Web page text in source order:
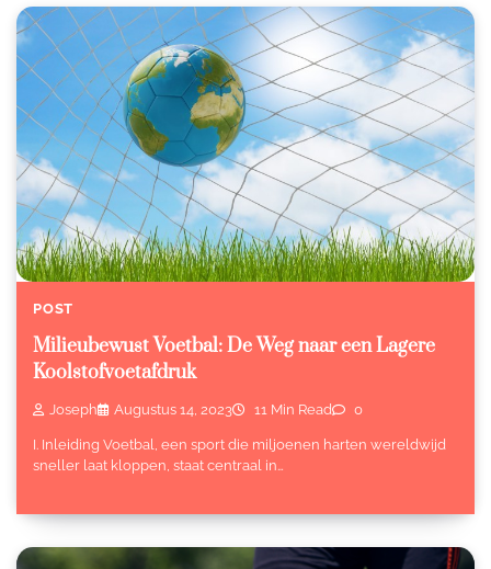
POST
Milieubewust Voetbal: De Weg naar een Lagere
Koolstofvoetafdruk
Joseph Augustus 14, 2023 11 Min Read 0
I. Inleiding Voetbal, een sport die miljoenen harten wereldwijd
sneller laat kloppen, staat centraal in…